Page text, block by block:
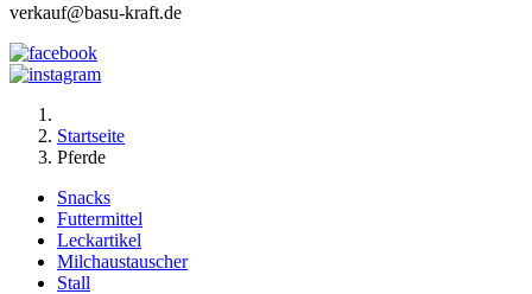
verkauf@basu-kraft.de
Startseite
Pferde
Snacks
Futtermittel
Leckartikel
Milchaustauscher
Stall